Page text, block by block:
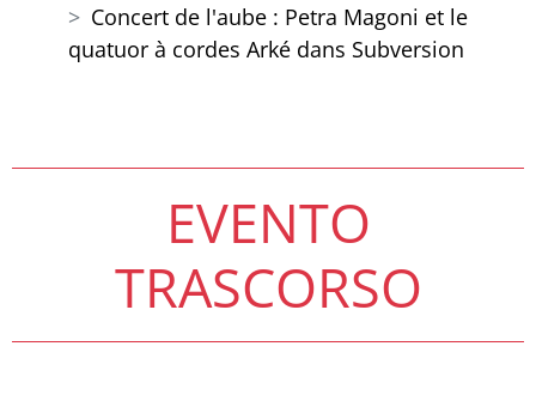
Concert de l'aube : Petra Magoni et le
quatuor à cordes Arké dans Subversion
EVENTO
TRASCORSO